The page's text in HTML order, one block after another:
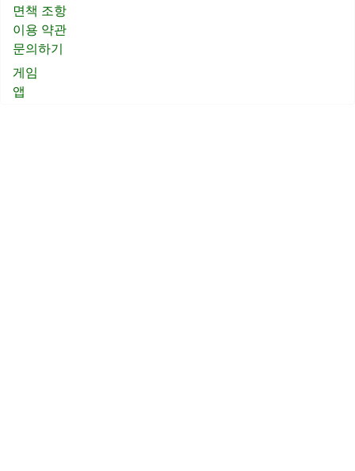
면책 조항
이용 약관
문의하기
게임
앱